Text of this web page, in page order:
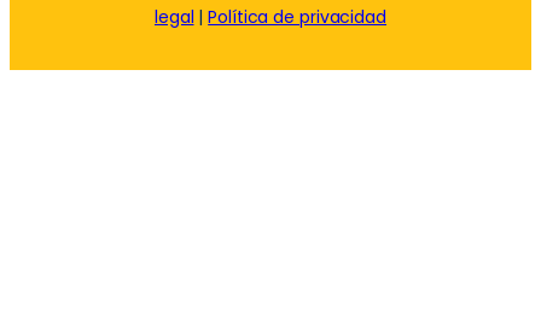
legal |Política de privacidad